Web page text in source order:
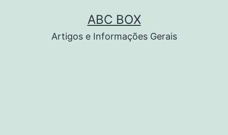
ABC BOX
Artigos e Informações Gerais